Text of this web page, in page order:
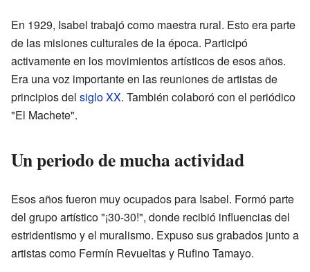
En 1929, Isabel trabajó como maestra rural. Esto era parte
de las misiones culturales de la época. Participó
activamente en los movimientos artísticos de esos años.
Era una voz importante en las reuniones de artistas de
principios del siglo XX. También colaboró con el periódico
"El Machete".
Un periodo de mucha actividad
Esos años fueron muy ocupados para Isabel. Formó parte
del grupo artístico "¡30-30!", donde recibió influencias del
estridentismo y el muralismo. Expuso sus grabados junto a
artistas como Fermín Revueltas y Rufino Tamayo.